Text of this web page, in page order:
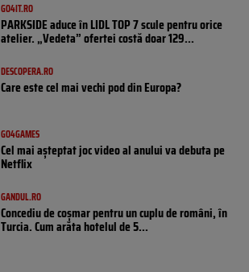
GO4IT.RO
PARKSIDE aduce în LIDL TOP 7 scule pentru orice
atelier. „Vedeta” ofertei costă doar 129...
DESCOPERA.RO
Care este cel mai vechi pod din Europa?
GO4GAMES
Cel mai așteptat joc video al anului va debuta pe
Netflix
GANDUL.RO
Concediu de coșmar pentru un cuplu de români, în
Turcia. Cum arăta hotelul de 5...